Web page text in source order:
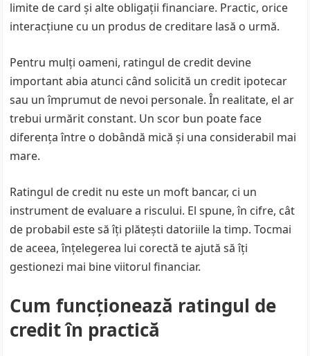
limite de card și alte obligații financiare. Practic, orice
interacțiune cu un produs de creditare lasă o urmă.
Pentru mulți oameni, ratingul de credit devine
important abia atunci când solicită un credit ipotecar
sau un împrumut de nevoi personale. În realitate, el ar
trebui urmărit constant. Un scor bun poate face
diferența între o dobândă mică și una considerabil mai
mare.
Ratingul de credit nu este un moft bancar, ci un
instrument de evaluare a riscului. El spune, în cifre, cât
de probabil este să îți plătești datoriile la timp. Tocmai
de aceea, înțelegerea lui corectă te ajută să îți
gestionezi mai bine viitorul financiar.
Cum funcționează ratingul de
credit în practică